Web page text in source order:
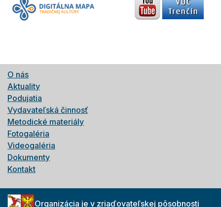
O nás
Aktuality
Podujatia
Vydavateľská činnosť
Metodické materiály
Fotogaléria
Videogaléria
Dokumenty
Kontakt
Organizácia je v zriaďovateľskej pôsobnosti